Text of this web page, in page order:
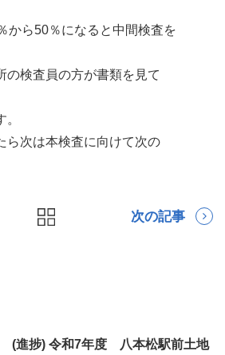
から50％になると中間検査を
の検査員の方が書類を見て
ら次は本検査に向けて次の
次の記事
(進捗) 令和7年度 八本松駅前土地